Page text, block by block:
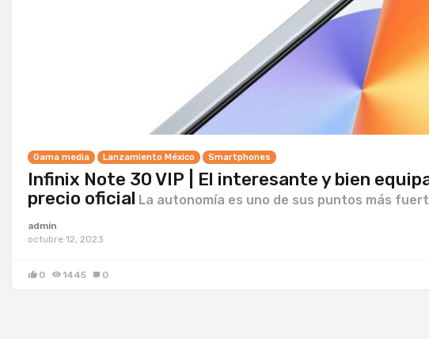
Gama media Lanzamiento México Smartphones
Infinix Note 30 VIP | El interesante y bien
precio oficial La autonomía es uno de sus puntos más
admin
octubre 12, 2023
0 1445 0